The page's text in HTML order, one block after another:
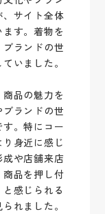
、サイト全体
す。着物を
ランドの世
いました。
品の魅力を
ランドの世
。特にコー
身近に感じ
や店舗来店
品を押し付
感じられる
れました。